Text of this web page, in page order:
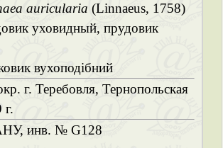
auricularia (Linnaeus, 1758)
уховидный, прудовик
вухоподібний
г. Теребовля, Тернопольская
г.
инв. № G128